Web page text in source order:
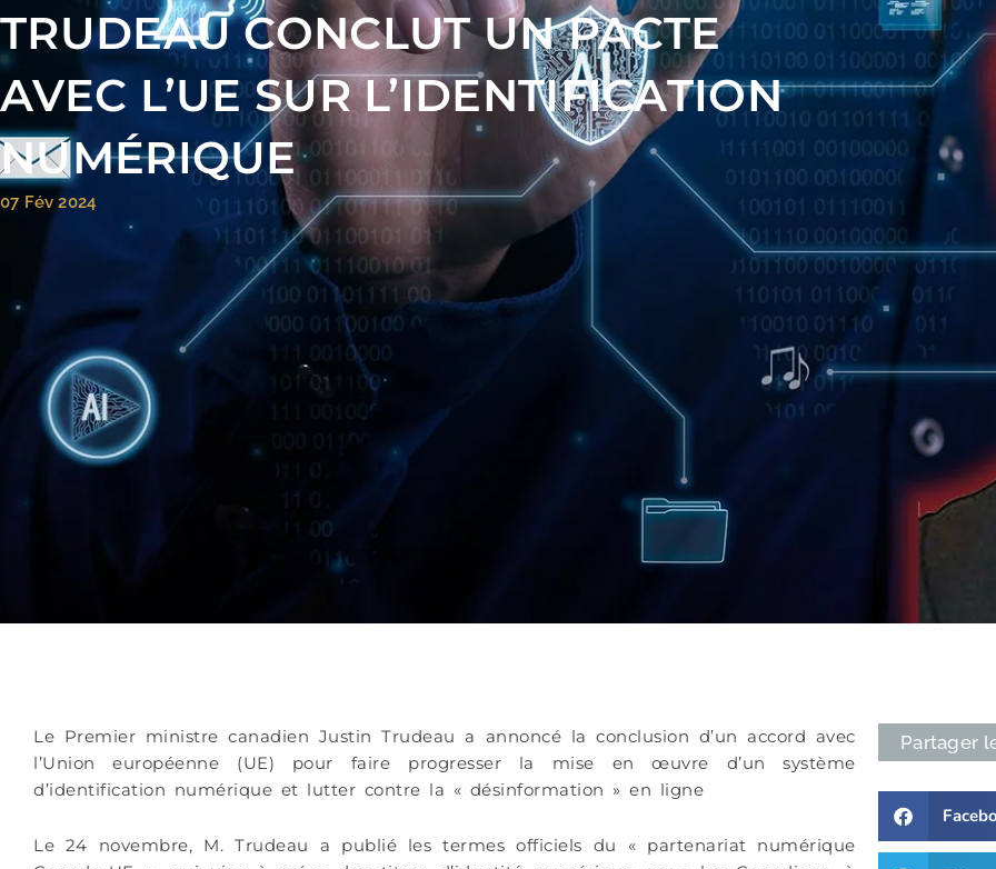
TRUDEAU CONCLUT UN PACTE
AVEC L’UE SUR L’IDENTIFICATION
NUMÉRIQUE
07 Fév 2024
Le Premier ministre canadien Justin Trudeau a annoncé la conclusion d’un accord avec
l’Union européenne (UE) pour faire progresser la mise en œuvre d’un système
d’identification numérique et lutter contre la « désinformation » en ligne
Le 24 novembre, M. Trudeau a publié les termes officiels du « partenariat numérique
Partager